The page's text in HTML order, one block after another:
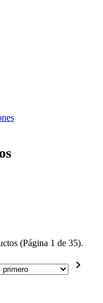
(Página 1 de 35).